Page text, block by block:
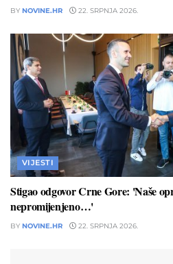
BY NOVINE.HR 22. SRPNJA 2026.
VIJESTI
Stigao odgovor Crne Gore: 'Naše
nepromijenjeno…'
BY NOVINE.HR 22. SRPNJA 2026.